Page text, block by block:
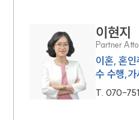
이현지
Partner
이혼, 혼
수 수행,
T. 070-